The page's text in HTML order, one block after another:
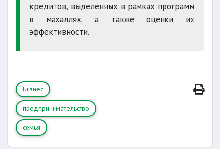
кредитов, выделенных в рамках программ
в махаллях, а также оценки их
эффективности.
Бизнес
предпринимательство
семья